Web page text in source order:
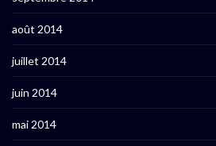
août 2014
juillet 2014
juin 2014
mai 2014